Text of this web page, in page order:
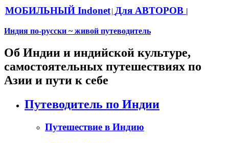
МОБИЛЬНЫЙ Indonet| Для АВТОРОВ |
Индия по-русски ~ живой путеводитель
Об Индии и индийской культуре,
самостоятельных путешествиях по
Азии и пути к себе
Путеводитель по Индии
Путешествие в Индию